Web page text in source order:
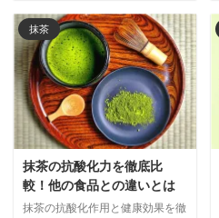
では日本経由で再び注目される興
味深い歴史と文化の循環を解説し
ます。
抹茶
抹茶の抗酸化力を徹底比
較！他の食品との違いとは
抹茶の抗酸化作用と健康効果を徹